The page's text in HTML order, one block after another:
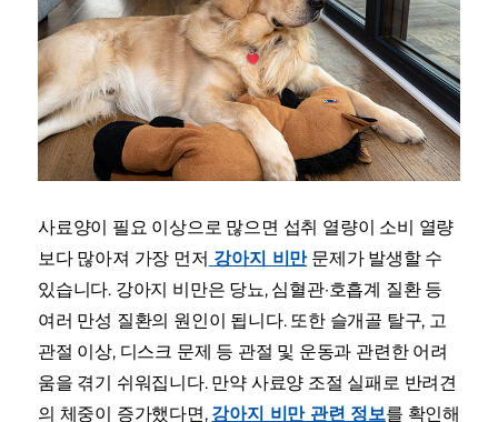
사료양이 필요 이상으로 많으면 섭취 열량이 소비 열량
보다 많아져 가장 먼저 강아지 비만문제가 발생할 수
있습니다. 강아지 비만은 당뇨, 심혈관·호흡계 질환 등
여러 만성 질환의 원인이 됩니다. 또한 슬개골 탈구, 고
관절 이상, 디스크 문제 등 관절 및 운동과 관련한 어려
움을 겪기 쉬워집니다. 만약 사료양 조절 실패로 반려견
의 체중이 증가했다면, 강아지 비만 관련 정보를 확인해